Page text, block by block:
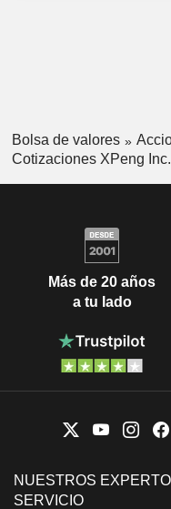
Bolsa de valores
Cotizaciones XPeng Inc.
Más de 20 años
a tu lado
NUESTROS
SERVICIO